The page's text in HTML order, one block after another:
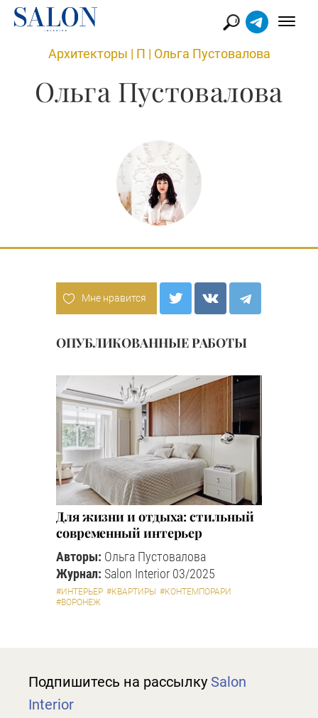
Архитекторы | П | Ольга Пустовалова
Ольга Пустовалова
Мне нравится
ОПУБЛИКОВАННЫЕ РАБОТЫ
Для жизни и отдыха: стильный
современный интерьер
Авторы: Ольга Пустовалова
Журнал: Salon Interior 03/2025
#ИНТЕРЬЕР #КВАРТИРЫ #КОНТЕМПОРАРИ
#ВОРОНЕЖ
Подпишитесь на рассылку Salon
Interior